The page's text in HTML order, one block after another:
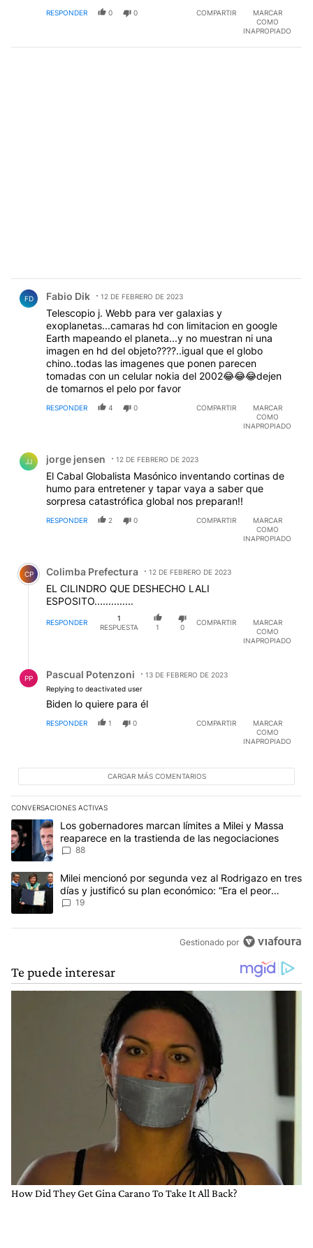
RESPONDER 0 0 COMPARTIR
MARCAR
COMO
INAPROPIADO
FD Fabio Dik 12 DE FEBRERO DE 2023
Telescopio j. Webb para ver galaxias y
exoplanetas...camaras hd con limitacion en google
Earth mapeando el planeta...y no muestran ni una
imagen en hd del objeto????..igual que el globo
chino..todas las imagenes que ponen parecen
tomadas con un celular nokia del 2002😂😂😂dejen
de tomarnos el pelo por favor
RESPONDER 4 0 COMPARTIR
MARCAR
COMO
INAPROPIADO
JJ jorge jensen 12 DE FEBRERO DE 2023
El Cabal Globalista Masónico inventando cortinas de
humo para entretener y tapar vaya a saber que
sorpresa catastrófica global nos preparan!!
RESPONDER 2 0 COMPARTIR
MARCAR
COMO
INAPROPIADO
Comentario de Colimba Prefectura.
CP Colimba Prefectura 12 DE FEBRERO DE 2023
EL CILINDRO QUE DESHECHO LALI
ESPOSITO..............
RESPONDER
1
RESPUESTA
1 0
COMPARTIR
MARCAR
COMO
INAPROPIADO
PP Pascual Potenzoni
13 DE FEBRERO DE 2023
Replying to deactivated user
Biden lo quiere para él
RESPONDER 1 0 COMPARTIR
MARCAR
COMO
INAPROPIADO
CARGAR MÁS COMENTARIOS
CONVERSACIONES ACTIVAS
Este listado muestra los artículos con más comentarios en los
Un artículo de tendencia con el título "Los gobernadores
Los gobernadores marcan límites a Milei y Massa
reaparece en la trastienda de las negociaciones
88
Un artículo de tendencia con el título "Milei mencionó por
Milei mencionó por segunda vez al Rodrigazo en tres
días y justificó su plan económico: “Era el peor
escenario posible”
19
Gestionado por